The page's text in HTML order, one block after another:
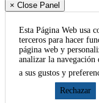
× Close Panel
Esta Página Web usa
terceros para hacer
página web y
analizar la
a sus gustos y
Rechazar